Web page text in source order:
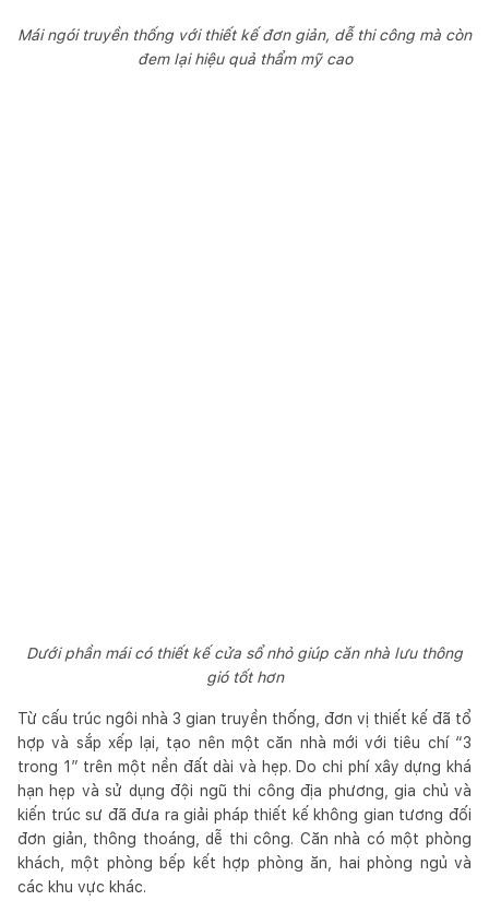
Mái ngói truyền thống với thiết kế đơn giản, dễ thi công mà còn
đem lại hiệu quả thẩm mỹ cao
Dưới phần mái có thiết kế cửa sổ nhỏ giúp căn nhà lưu thông
gió tốt hơn
Từ cấu trúc ngôi nhà 3 gian truyền thống, đơn vị thiết kế đã tổ
hợp và sắp xếp lại, tạo nên một căn nhà mới với tiêu chí “3
trong 1” trên một nền đất dài và hẹp. Do chi phí xây dựng khá
hạn hẹp và sử dụng đội ngũ thi công địa phương, gia chủ và
kiến trúc sư đã đưa ra giải pháp thiết kế không gian tương đối
đơn giản, thông thoáng, dễ thi công. Căn nhà có một phòng
khách, một phòng bếp kết hợp phòng ăn, hai phòng ngủ và
các khu vực khác.